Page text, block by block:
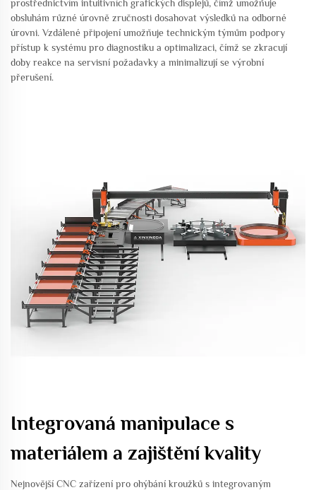
prostřednictvím intuitivních grafických displejů, čímž umožňuje
obsluhám různé úrovně zručnosti dosahovat výsledků na odborné
úrovni. Vzdálené připojení umožňuje technickým týmům podpory
přístup k systému pro diagnostiku a optimalizaci, čímž se zkracují
doby reakce na servisní požadavky a minimalizují se výrobní
přerušení.
Integrovaná manipulace s
materiálem a zajištění kvality
Nejnovější CNC zařízení pro ohýbání kroužků s integrovaným